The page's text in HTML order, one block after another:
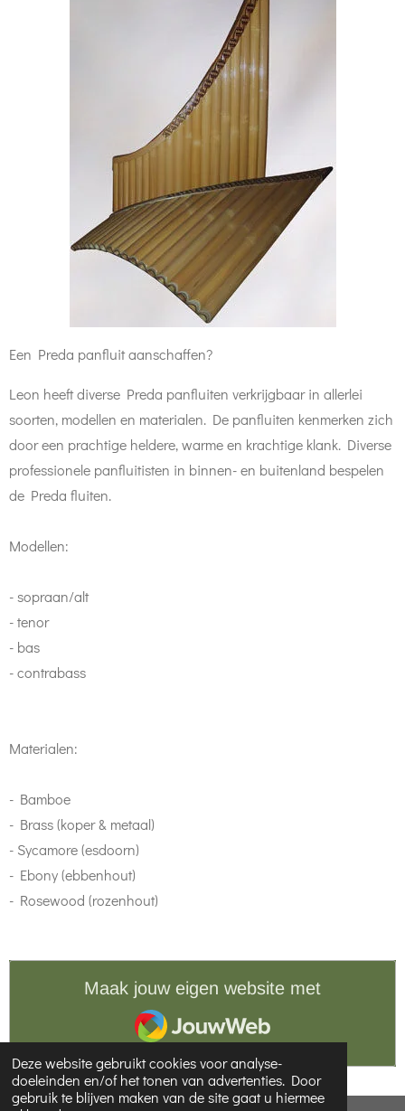
Deze website gebruikt cookies voor analyse-
doeleinden en/of het tonen van advertenties. Door
gebruik te blijven maken van de site gaat u hiermee
Een Preda panfluit aanschaffen?
Leon heeft diverse Preda panfluiten verkrijgbaar in allerlei
soorten, modellen en materialen. De panfluiten kenmerken zich
door een prachtige heldere, warme en krachtige klank. Diverse
professionele panfluitisten in binnen- en buitenland bespelen
de Preda fluiten.
Modellen:
- sopraan/alt
- tenor
- bas
- contrabass
Materialen:
- Bamboe
- Brass (koper & metaal)
- Sycamore (esdoorn)
- Ebony (ebbenhout)
- Rosewood (rozenhout)
Maak jouw eigen website met
JouwWeb